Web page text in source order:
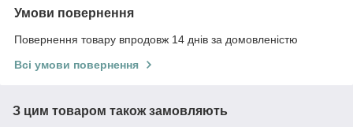
Умови повернення
Повернення товару впродовж 14 днів за домовленістю
Всі умови повернення
З цим товаром також замовляють